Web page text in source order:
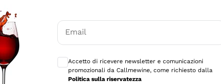
è male ma secondo me ci sono alternative che
Email
Accetto di ricevere newsletter e comunicazioni
promozionali da Callmewine, come richiesto dalla
Politica sulla riservatezza